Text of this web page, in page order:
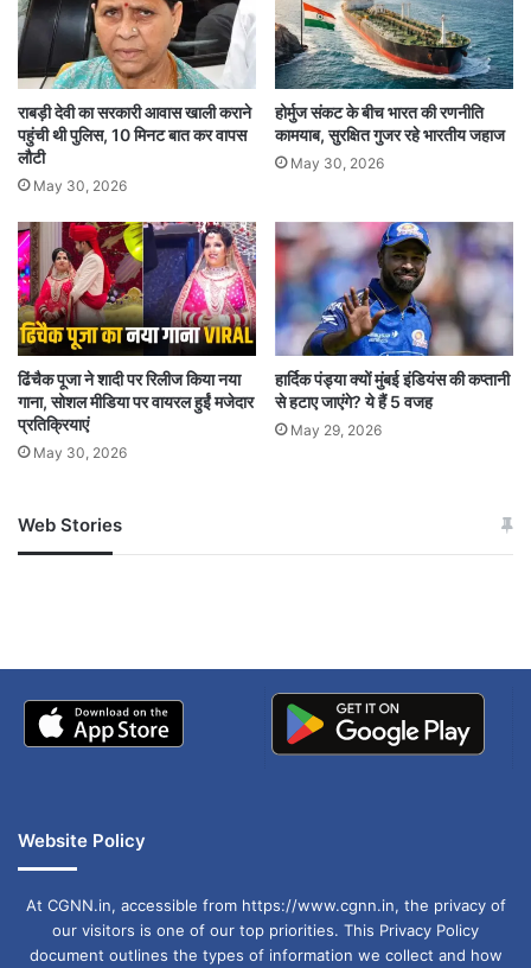
केजरीवाल हिरासत में ही हैं.
पिछले शुक्रवार को सिसोदिया को ज़मानत देने वाली सुप्रीम
कोर्ट ने कहा कि ऐसे मामले में सिसोदिया को जेल में रखने का
कोई फ़ायदा नहीं है, जिसमें मुकदमे के कभी भी ख़त्म होने की
लगातार जेल में रहना संविधान के अनुच्छेद 21 के तहत
स्वतंत्रता और त्वरित सुनवाई के उनके मौलिक अधिकार का
उल्लंघन करता है.
राबड़ी देवी का सरकारी आवास खाली कराने
पहुंची थी पुलिस, 10 मिनट बात कर वापस
लौटी
May 30, 2026
होर्मुज संकट के बीच भारत की रणनीति
कामयाब, सुरक्षित गुजर रहे भारतीय जहाज
May 30, 2026
ढिंचैक पूजा ने शादी पर रिलीज किया नया
गाना, सोशल मीडिया पर वायरल हुईं मजेदार
प्रतिक्रियाएं
May 30, 2026
हार्दिक पंड्या क्यों मुंबई इंडियंस की कप्तानी
से हटाए जाएंगे? ये हैं 5 वजह
May 29, 2026
Web Stories
जम्मू-कश्मीर में बारिश से
अपडेट
खाई में धक्का… आरोपियों ने
Website Policy
At CGNN.in, accessible from https://www.cgnn.in, the privacy of
our visitors is one of our top priorities. This Privacy Policy
document outlines the types of information we collect and how